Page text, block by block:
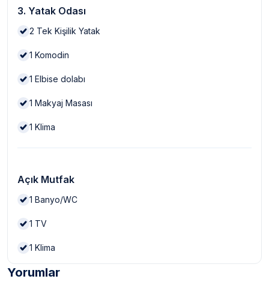
3. Yatak Odası
2 Tek Kişilik Yatak
1 Komodin
1 Elbise dolabı
1 Makyaj Masası
1 Klima
Açık Mutfak
1 Banyo/WC
1 TV
1 Klima
Yorumlar